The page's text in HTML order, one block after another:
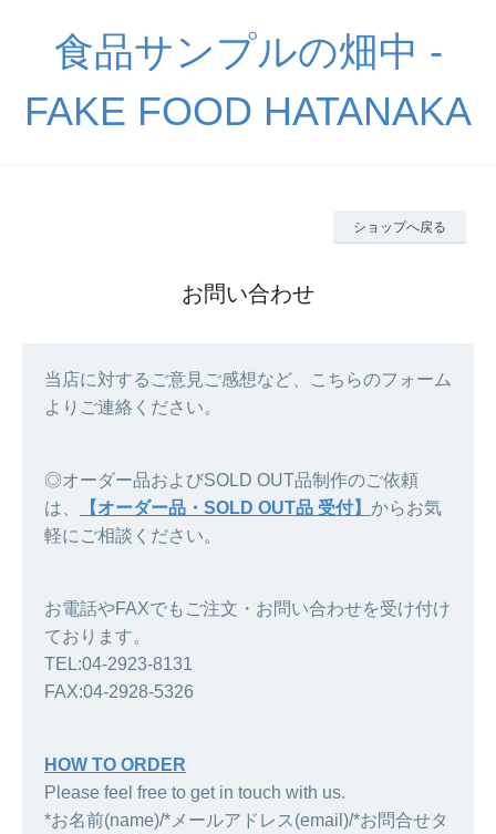
食品サンプルの畑中 -
FAKE FOOD HATANAKA
ショップへ戻る
お問い合わせ
当店に対するご意見ご感想など、こちらのフォーム
よりご連絡ください。
◎オーダー品およびSOLD OUT品制作のご依頼
は、
【オーダー品・SOLD OUT品 受付】 からお気
軽にご相談ください。
お電話やFAXでもご注文・お問い合わせを受け付け
ております。
TEL:04-2923-8131
FAX:04-2928-5326
HOW TO ORDER
Please feel free to get in touch with us.
*お名前(name)/*メールアドレス(email)/*お問合せタ